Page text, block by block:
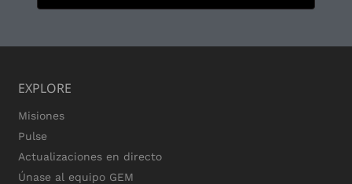
EXPLORE
Misiones
Pulse
Actualizaciones en directo
Únase al equipo GEM